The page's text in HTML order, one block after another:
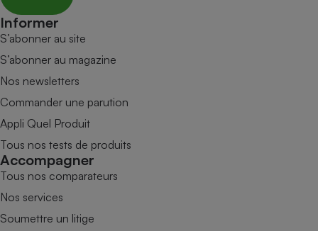
Informer
S’abonner au site
S’abonner au magazine
Nos newsletters
Commander une parution
Appli Quel Produit
Tous nos tests de produits
Accompagner
Tous nos comparateurs
Nos services
Soumettre un litige